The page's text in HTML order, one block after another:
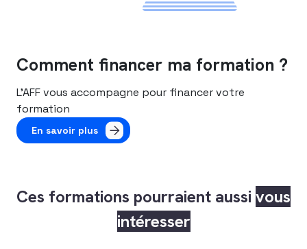
Comment financer ma formation ?
L’AFF vous accompagne pour financer votre
formation
En savoir plus
Ces formations pourraient aussi vous
intéresser